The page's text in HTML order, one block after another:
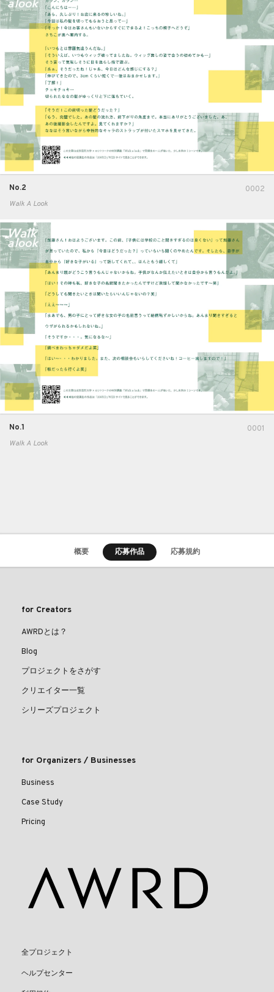
0002
No.2
Walk A Look
0001
No.1
Walk A Look
概要 応募作品 応募規約
for Creators
AWRDとは？
Blog
プロジェクトをさがす
クリエイター一覧
シリーズプロジェクト
for Organizers / Businesses
Business
Case Study
Pricing
全プロジェクト
ヘルプセンター